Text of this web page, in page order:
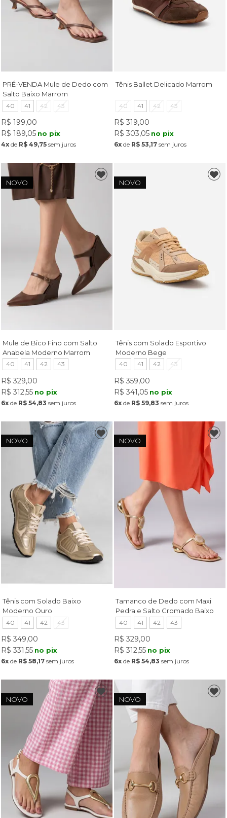
PRÉ-VENDA Mule de Dedo com
Salto Baixo Marrom
40 41 42 43
R$ 199,00
R$ 189,05 no pix
4xde R$ 49,75sem juros
Tênis Ballet Delicado Marrom
40 41 42 43
R$ 319,00
R$ 303,05 no pix
6x de R$ 53,17 sem juros
NOVO
Mule de Bico Fino com Salto
Anabela Moderno Marrom
40 41 42 43
R$ 329,00
R$ 312,55 no pix
6xde R$ 54,83 sem juros
NOVO
Tênis com Solado Esportivo
Moderno Bege
40 41 42 43
R$ 359,00
R$ 341,05 no pix
6x de R$ 59,83 sem juros
NOVO
Tênis com Solado Baixo
Moderno Ouro
40 41 42 43
R$ 349,00
R$ 331,55 no pix
6xde R$ 58,17sem juros
NOVO
Tamanco de Dedo com Maxi
Pedra e Salto Cromado Baixo
Ouro Light
40 41 42 43
R$ 329,00
R$ 312,55 no pix
6x de R$ 54,83 sem juros
NOVO NOVO